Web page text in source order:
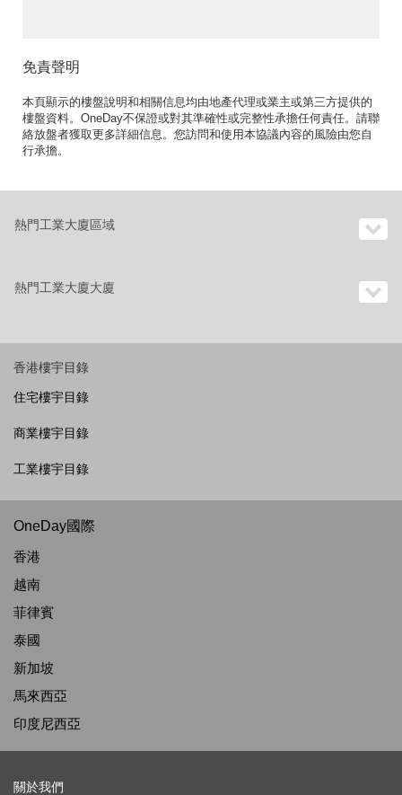
免責聲明
本頁顯示的樓盤說明和相關信息均由地產代理或業主或第三方提供的
樓盤資料。OneDay不保證或對其準確性或完整性承擔任何責任。請聯
絡放盤者獲取更多詳細信息。您訪問和使用本協議內容的風險由您自
行承擔。
熱門工業大廈區域
熱門工業大廈大廈
香港樓宇目錄
住宅樓宇目錄
商業樓宇目錄
工業樓宇目錄
OneDay國際
香港
越南
菲律賓
泰國
新加坡
馬來西亞
印度尼西亞
關於我們